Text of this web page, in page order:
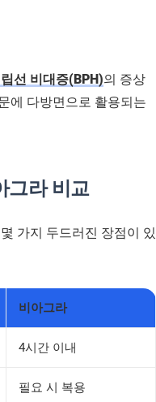
선 비대증(BPH)의 증상
에 다방면으로 활용되는
그라 비교
가지 두드러진 장점이 있
비아그라
4시간 이내
필요 시 복용